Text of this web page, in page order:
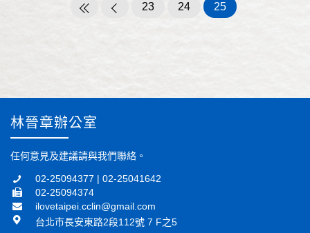
23 24 25
林晉章辦公室
任何意見及建議請與我們聯絡。
02-25094377 | 02-25041642
02-25094374
ilovetaipei.cclin@gmail.com
台北市長安東路2段112號 7 F之5